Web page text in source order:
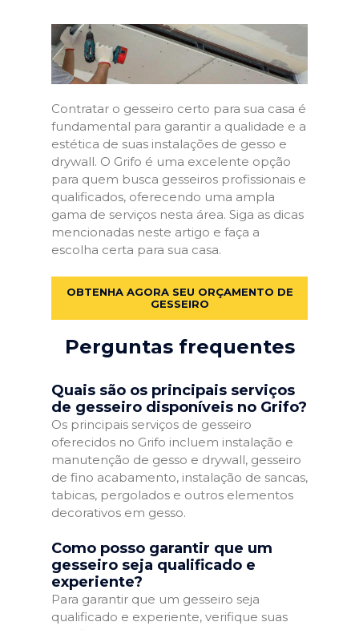
Contratar o gesseiro certo para sua casa é
fundamental para garantir a qualidade e a
estética de suas instalações de gesso e
drywall. O Grifo é uma excelente opção
para quem busca gesseiros profissionais e
qualificados, oferecendo uma ampla
gama de serviços nesta área. Siga as dicas
mencionadas neste artigo e faça a
escolha certa para sua casa.
OBTENHA AGORA SEU ORÇAMENTO DE
GESSEIRO
Perguntas frequentes
Quais são os principais serviços
de gesseiro disponíveis no Grifo?
Os principais serviços de gesseiro
oferecidos no Grifo incluem instalação e
manutenção de gesso e drywall, gesseiro
de fino acabamento, instalação de sancas,
tabicas, pergolados e outros elementos
decorativos em gesso.
Como posso garantir que um
gesseiro seja qualificado e
experiente?
Para garantir que um gesseiro seja
qualificado e experiente, verifique suas